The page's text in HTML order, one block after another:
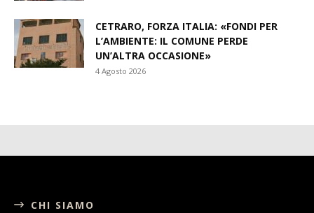
CETRARO, FORZA ITALIA: «FONDI PER
L’AMBIENTE: IL COMUNE PERDE
UN’ALTRA OCCASIONE»
4 Agosto 2026
CHI SIAMO